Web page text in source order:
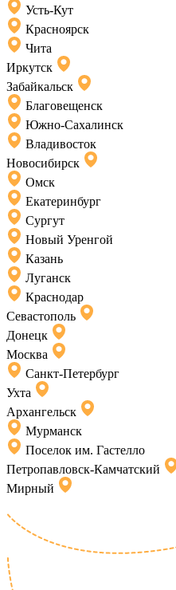
Усть-Кут
Красноярск
Чита
Иркутск
Забайкальск
Благовещенск
Южно-Сахалинск
Владивосток
Новосибирск
Омск
Екатеринбург
Сургут
Новый Уренгой
Казань
Луганск
Краснодар
Севастополь
Донецк
Москва
Санкт-Петербург
Ухта
Архангельск
Мурманск
Поселок им. Гастелло
Петропавловск-Камчатский
Мирный